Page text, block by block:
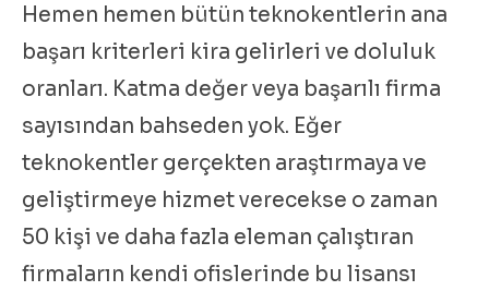
Hemen hemen bütün teknokentlerin ana
başarı kriterleri kira gelirleri ve doluluk
oranları. Katma değer veya başarılı firma
sayısından bahseden yok. Eğer
teknokentler gerçekten araştırmaya ve
geliştirmeye hizmet verecekse o zaman
50 kişi ve daha fazla eleman çalıştıran
firmaların kendi ofislerinde bu lisansı